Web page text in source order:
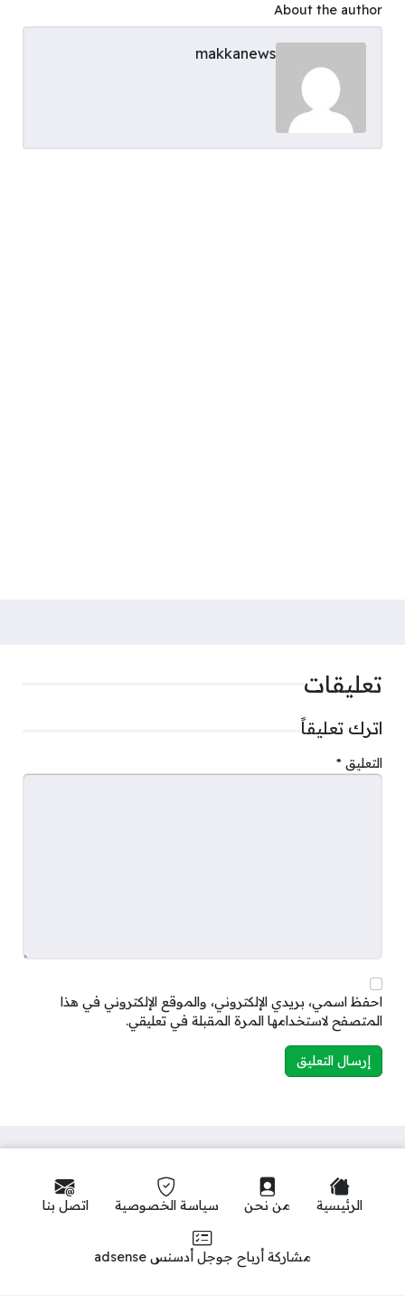
About the author
makkanews
تعليقات
اترك تعليقاً
التعليق *
احفظ اسمي، بريدي الإلكتروني، والموقع الإلكتروني في هذا
المتصفح لاستخدامها المرة المقبلة في تعليقي.
الرئيسية من نحن سياسة الخصوصية اتصل بنا
مشاركة أرباح جوجل أدسنس adsense